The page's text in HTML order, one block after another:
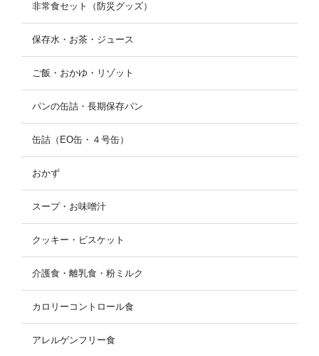
非常食セット（防災グッズ）
保存水・お茶・ジュース
ご飯・おかゆ・リゾット
パンの缶詰・長期保存パン
缶詰（EO缶・４号缶）
おかず
スープ・お味噌汁
クッキー・ビスケット
介護食・離乳食・粉ミルク
カロリーコントロール食
アレルゲンフリー食